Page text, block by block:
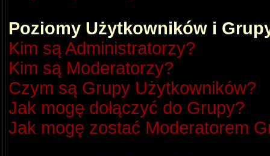
Poziomy Użytkowników i
Kim są Administratorzy?
Kim są Moderatorzy?
Czym są Grupy Użytkowników?
Jak mogę dołączyć do Grupy?
Jak mogę zostać Moderatorem